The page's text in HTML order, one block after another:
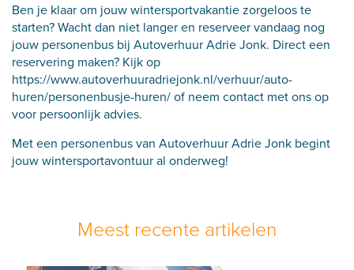
Ben je klaar om jouw wintersportvakantie zorgeloos te
starten? Wacht dan niet langer en reserveer vandaag nog
jouw personenbus bij Autoverhuur Adrie Jonk. Direct een
reservering maken? Kijk op
https://www.autoverhuuradriejonk.nl/verhuur/auto-
huren/personenbusje-huren/of neem contact met ons op
voor persoonlijk advies.
Met een personenbus van Autoverhuur Adrie Jonk begint
jouw wintersportavontuur al onderweg!
Meest recente artikelen